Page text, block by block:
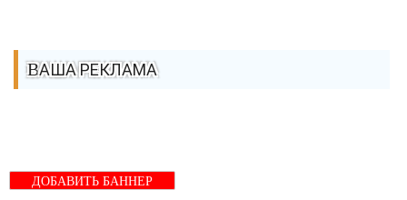
ВАША РЕКЛАМА
ДОБАВИТЬ БАННЕР